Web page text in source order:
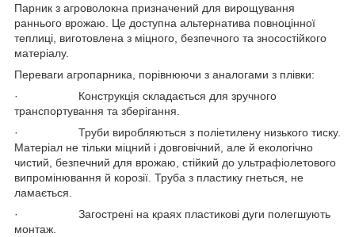
Парник з агроволокна призначений для вирощування
раннього врожаю. Це доступна альтернатива повноцінної
теплиці, виготовлена з міцного, безпечного та зносостійкого
матеріалу.
Переваги агропарника, порівнюючи з аналогами з плівки:
· Конструкція складається для зручного
транспортування та зберігання.
· Труби виробляються з поліетилену низького тиску.
Матеріал не тільки міцний і довговічний, але й екологічно
чистий, безпечний для врожаю, стійкий до ультрафіолетового
випромінювання й корозії. Труба з пластику гнеться, не
ламається.
· Загострені на краях пластикові дуги полегшують
монтаж.